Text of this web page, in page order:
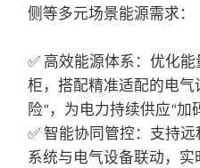
侧等多元场景能源需求：
✅ 高效能源体系：优化
柜，搭配精准适配的电
险” ，为电力持续供应“加
✅智能协同管控：支持
系统与电气设备联动，